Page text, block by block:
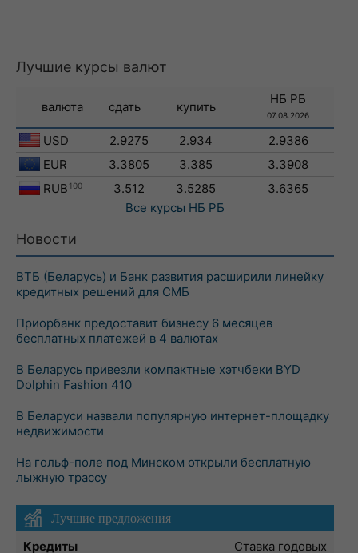
Лучшие курсы валют
валюта сдать купить
НБ РБ
07.08.2026
USD 2.9275 2.934
2.9386
EUR
3.3805 3.385
3.3908
RUB 100 3.512 3.5285
3.6365
Все курсы НБ РБ
Новости
ВТБ (Беларусь) и Банк развития расширили линейку
кредитных решений для СМБ
Приорбанк предоставит бизнесу 6 месяцев
бесплатных платежей в 4 валютах
В Беларусь привезли компактные хэтчбеки BYD
Dolphin Fashion 410
В Беларуси назвали популярную интернет-площадку
недвижимости
На гольф-поле под Минском открыли бесплатную
лыжную трассу
Лучшие предложения
Кредиты
Ставка годовых